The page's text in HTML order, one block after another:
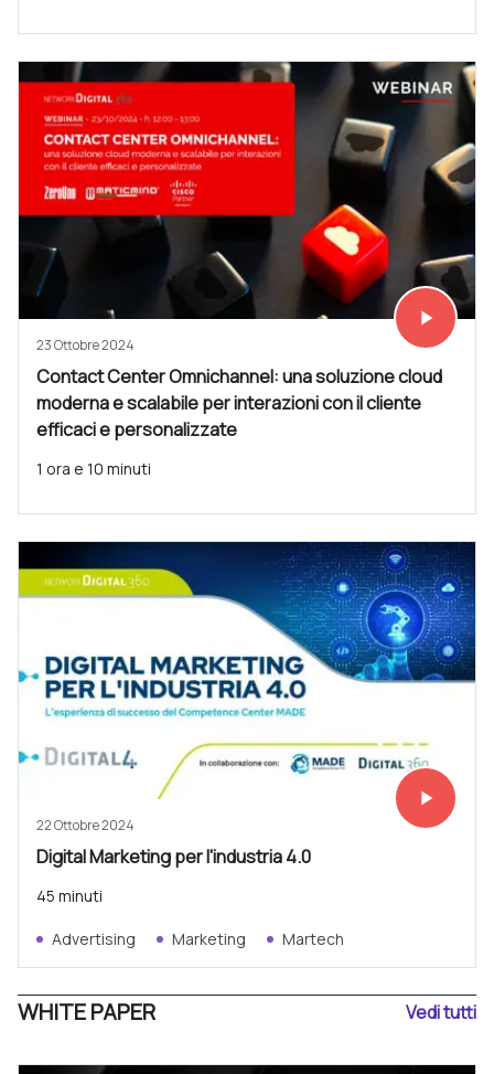
Vedi subito
play_arrow
23 Ottobre 2024
Contact Center Omnichannel: una soluzione cloud
moderna e scalabile per interazioni con il cliente
efficaci e personalizzate
1 ora e 10 minuti
Vedi subito
play_arrow
22 Ottobre 2024
Digital Marketing per l'industria 4.0
45 minuti
Advertising Marketing Martech
WHITE PAPER Vedi tutti